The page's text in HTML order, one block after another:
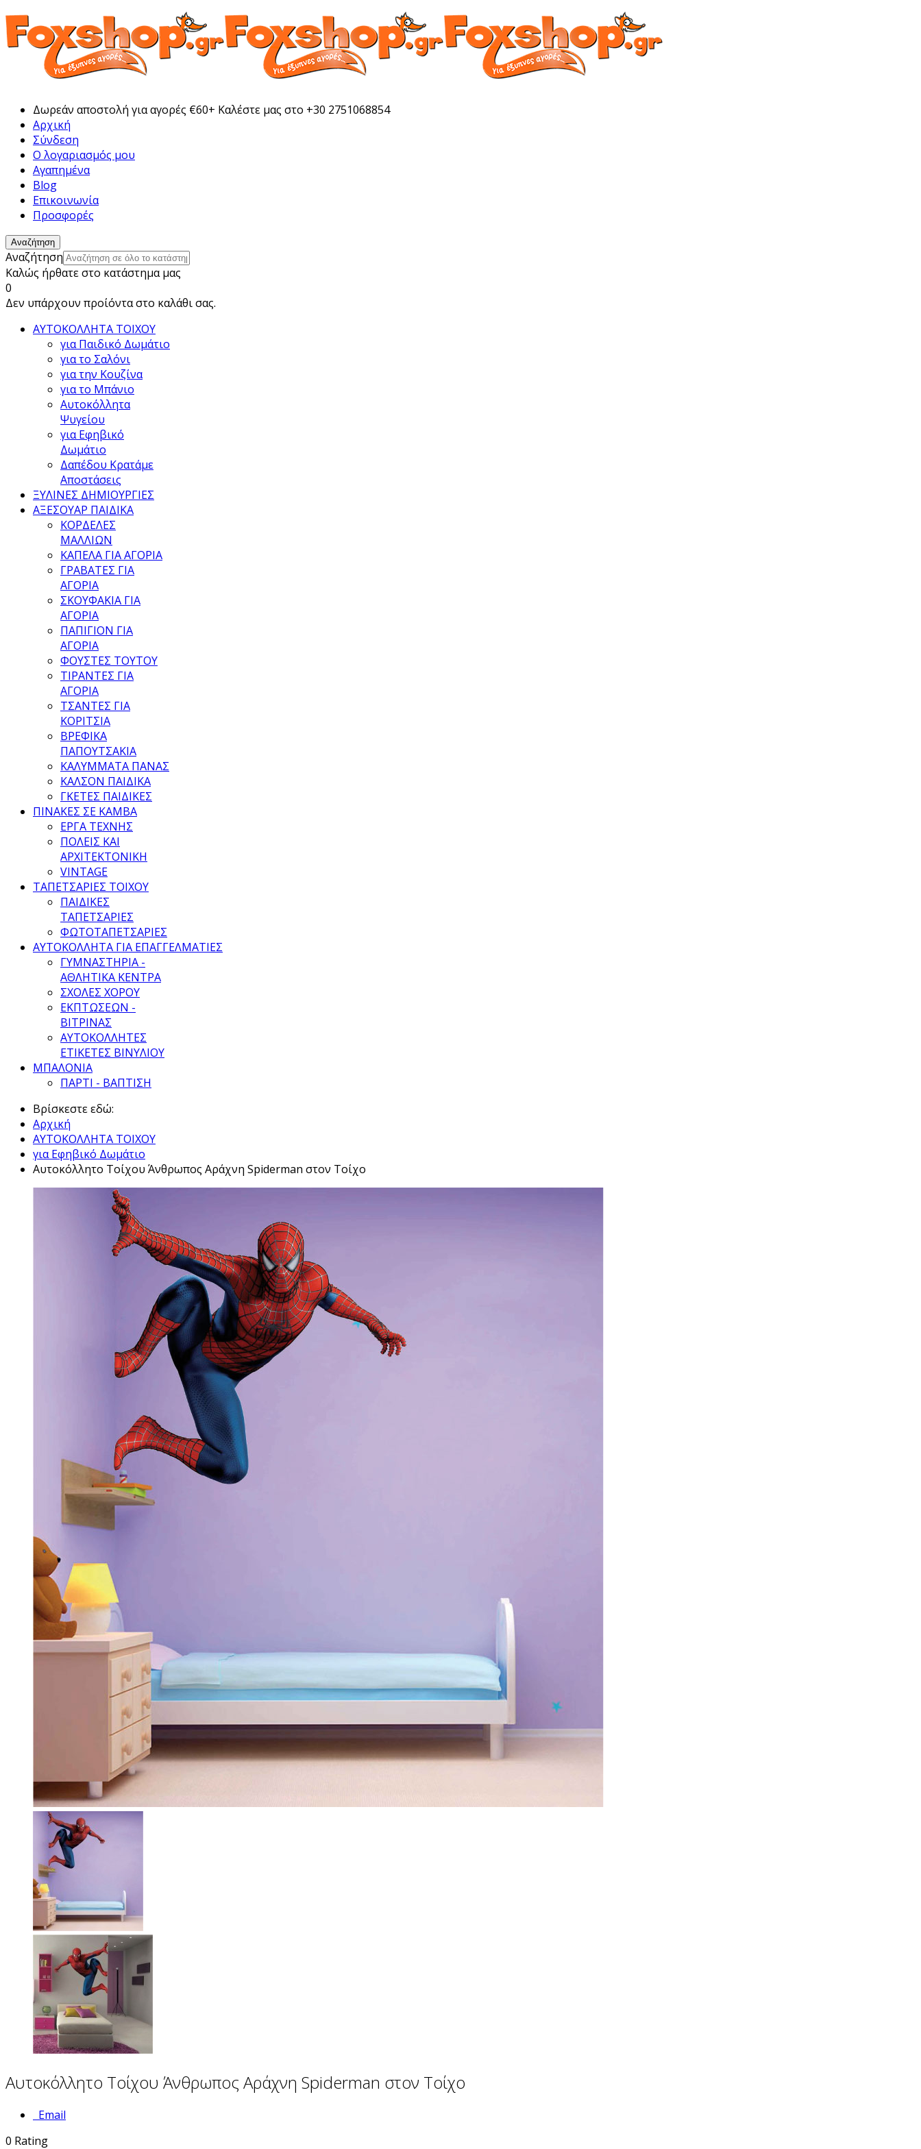
Δωρεάν αποστολή για αγορές €60+ Καλέστε μας στο +30 2751068854
Αρχική
Σύνδεση
Ο λογαριασμός μου
Αγαπημένα
Blog
Επικοινωνία
Προσφορές
Αναζήτηση
Αναζήτηση
Καλώς ήρθατε στο κατάστημα μας
0
Δεν υπάρχουν προίόντα στο καλάθι σας.
ΑΥΤΟΚΟΛΛΗΤΑ ΤΟΙΧΟΥ
για Παιδικό Δωμάτιο
για το Σαλόνι
για την Κουζίνα
για το Μπάνιο
Αυτοκόλλητα
Ψυγείου
για Εφηβικό
Δωμάτιο
Δαπέδου Κρατάμε
Αποστάσεις
ΞΥΛΙΝΕΣ ΔΗΜΙΟΥΡΓΙΕΣ
ΑΞΕΣΟΥΑΡ ΠΑΙΔΙΚΑ
ΚΟΡΔΕΛΕΣ
ΜΑΛΛΙΩΝ
ΚΑΠΕΛΑ ΓΙΑ ΑΓΟΡΙΑ
ΓΡΑΒΑΤΕΣ ΓΙΑ
ΑΓΟΡΙΑ
ΣΚΟΥΦΑΚΙΑ ΓΙΑ
ΑΓΟΡΙΑ
ΠΑΠΙΓΙΟΝ ΓΙΑ
ΑΓΟΡΙΑ
ΦΟΥΣΤΕΣ ΤΟΥΤΟΥ
ΤΙΡΑΝΤΕΣ ΓΙΑ
ΑΓΟΡΙΑ
ΤΣΑΝΤΕΣ ΓΙΑ
ΚΟΡΙΤΣΙΑ
ΒΡΕΦΙΚΑ
ΠΑΠΟΥΤΣΑΚΙΑ
ΚΑΛΥΜΜΑΤΑ ΠΑΝΑΣ
ΚΑΛΣΟΝ ΠΑΙΔΙΚΑ
ΓΚΕΤΕΣ ΠΑΙΔΙΚΕΣ
ΠΙΝΑΚΕΣ ΣΕ ΚΑΜΒΑ
ΕΡΓΑ ΤΕΧΝΗΣ
ΠΟΛΕΙΣ ΚΑΙ
ΑΡΧΙΤΕΚΤΟΝΙΚΗ
VINTAGE
ΤΑΠΕΤΣΑΡΙΕΣ ΤΟΙΧΟΥ
ΠΑΙΔΙΚΕΣ
ΤΑΠΕΤΣΑΡΙΕΣ
ΦΩΤΟΤΑΠΕΤΣΑΡΙΕΣ
ΑΥΤΟΚΟΛΛΗΤΑ ΓΙΑ ΕΠΑΓΓΕΛΜΑΤΙΕΣ
ΓΥΜΝΑΣΤΗΡΙΑ -
ΑΘΛΗΤΙΚΑ ΚΕΝΤΡΑ
ΣΧΟΛΕΣ ΧΟΡΟΥ
ΕΚΠΤΩΣΕΩΝ -
ΒΙΤΡΙΝΑΣ
ΑΥΤΟΚΟΛΛΗΤΕΣ
ΕΤΙΚΕΤΕΣ ΒΙΝΥΛΙΟΥ
ΜΠΑΛΟΝΙΑ
ΠΑΡΤΙ - ΒΑΠΤΙΣΗ
Βρίσκεστε εδώ:
Αρχική
ΑΥΤΟΚΟΛΛΗΤΑ ΤΟΙΧΟΥ
για Εφηβικό Δωμάτιο
Αυτοκόλλητο Τοίχου Άνθρωπος Αράχνη Spiderman στον Τοίχο
Αυτοκόλλητο Τοίχου Άνθρωπος Αράχνη Spiderman στον Τοίχο
Email
0 Rating